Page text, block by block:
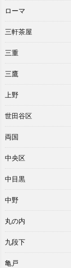
ローマ
三軒茶屋
三重
三鷹
上野
世田谷区
両国
中央区
中目黒
中野
丸の内
九段下
亀戸